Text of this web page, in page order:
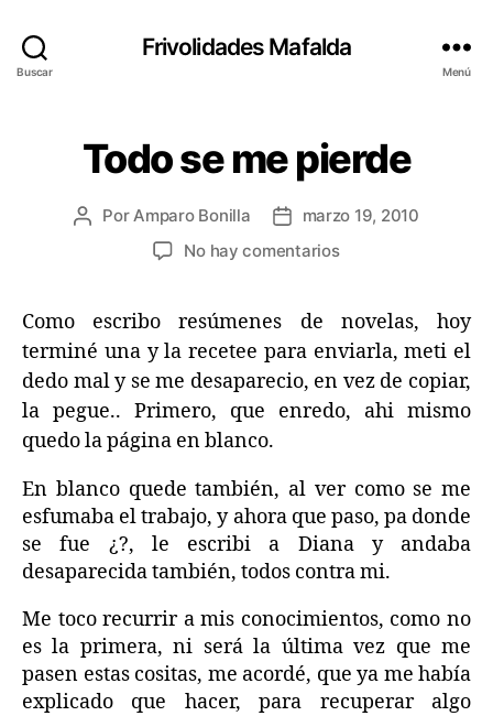
Buscar
Frivolidades Mafalda
Menú
Categorías
A
S
A
N
Todo se me pierde
Autor
PorAmparo Bonilla
Fecha
de
marzo 19, 2010
No hay comentariosen
me
pierde
Como escribo resúmenes de novelas, hoy
terminé una y la recetee para enviarla, meti el
dedo mal y se me desaparecio, en vez de copiar,
la pegue.. Primero, que enredo, ahi mismo
quedo la página en blanco.
En blanco quede también, al ver como se me
esfumaba el trabajo, y ahora que paso, pa donde
se fue ¿?, le escribi a Diana y andaba
desaparecida también, todos contra mi.
Me toco recurrir a mis conocimientos, como no
es la primera, ni será la última vez que me
pasen estas cositas, me acordé, que ya me había
explicado que hacer, para recuperar algo